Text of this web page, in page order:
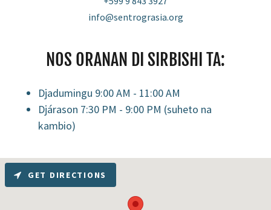
info@sentrograsia.org
NOS ORANAN DI SIRBISHI TA:
Djadumingu 9:00 AM - 11:00 AM
Djárason 7:30 PM - 9:00 PM (suheto na
kambio)
GET DIRECTIONS